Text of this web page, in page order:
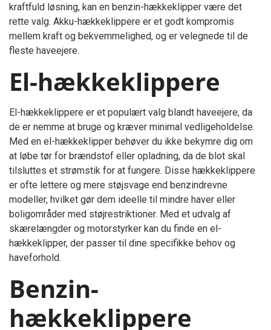
kraftfuld løsning, kan en benzin-hækkeklipper være det
rette valg. Akku-hækkeklippere er et godt kompromis
mellem kraft og bekvemmelighed, og er velegnede til de
fleste haveejere.
El-hækkeklippere
El-hækkeklippere er et populært valg blandt haveejere, da
de er nemme at bruge og kræver minimal vedligeholdelse.
Med en el-hækkeklipper behøver du ikke bekymre dig om
at løbe tør for brændstof eller opladning, da de blot skal
tilsluttes et strømstik for at fungere. Disse hækkeklippere
er ofte lettere og mere støjsvage end benzindrevne
modeller, hvilket gør dem ideelle til mindre haver eller
boligområder med støjrestriktioner. Med et udvalg af
skærelængder og motorstyrker kan du finde en el-
hækkeklipper, der passer til dine specifikke behov og
haveforhold.
Benzin-
hækkeklippere